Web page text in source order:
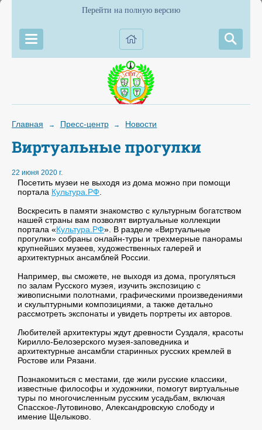
Перейти на полную версию
Главная → Пресс-центр → Новости
Виртуальные прогулки
22 июня 2020 г.
Посетить музеи не выходя из дома можно при помощи
портала Культура.РФ.
Воскресить в памяти знакомство с культурным богатством
нашей страны вам позволят виртуальные коллекции
портала «Культура.РФ». В разделе «Виртуальные
прогулки» собраны онлайн-туры и трехмерные панорамы
крупнейших музеев, художественных галерей и
архитектурных ансамблей России.
Например, вы сможете, не выходя из дома, прогуляться
по залам Русского музея, изучить экспозицию с
живописными полотнами, графическими произведениями
и скульптурными композициями, а также детально
рассмотреть экспонаты и увидеть портреты их авторов.
Любителей архитектуры ждут древности Суздаля, красоты
Кирилло-Белозерского музея-заповедника и
архитектурные ансамбли старинных русских кремлей в
Ростове или Рязани.
Познакомиться с местами, где жили русские классики,
известные философы и художники, помогут виртуальные
туры по многочисленным русским усадьбам, включая
Спасское-Лутовиново, Александровскую слободу и
имение Щелыково.